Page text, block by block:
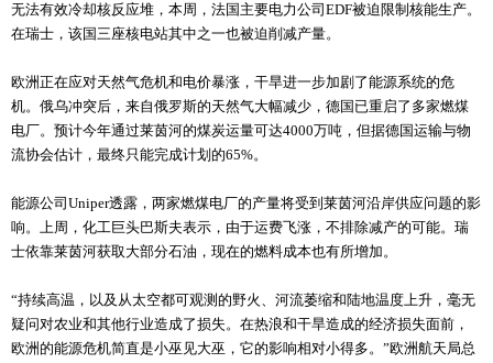
无法有效冷却核反应堆，本周，法国主要电力公司EDF被迫限制核能生产。
在瑞士，该国三座核电站其中之一也被迫削减产量。
欧洲正在应对天然气危机和电价暴涨，干旱进一步加剧了能源系统的危
机。俄乌冲突后，来自俄罗斯的天然气大幅减少，德国已重启了多家燃煤
电厂。预计今年通过莱茵河的煤炭运量可达4000万吨，但据德国运输与物
流协会估计，最终只能完成计划的65%。
能源公司Uniper透露，两家燃煤电厂的产量将受到莱茵河沿岸供应问题的影
响。上周，化工巨头巴斯夫表示，由于运费飞涨，不排除减产的可能。瑞
士依靠莱茵河获取大部分石油，现在的燃料成本也有所增加。
“持续高温，以及从太空都可观测的野火、河流萎缩和陆地温度上升，毫无
疑问对农业和其他行业造成了损失。在热浪和干旱造成的经济损失面前，
欧洲的能源危机简直是小巫见大巫，它的影响相对小得多。”欧洲航天局总